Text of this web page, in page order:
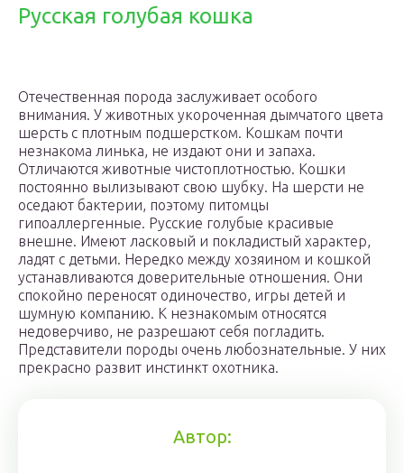
Русская голубая кошка
Отечественная порода заслуживает особого
внимания. У животных укороченная дымчатого цвета
шерсть с плотным подшерстком. Кошкам почти
незнакома линька, не издают они и запаха.
Отличаются животные чистоплотностью. Кошки
постоянно вылизывают свою шубку. На шерсти не
оседают бактерии, поэтому питомцы
гипоаллергенные. Русские голубые красивые
внешне. Имеют ласковый и покладистый характер,
ладят с детьми. Нередко между хозяином и кошкой
устанавливаются доверительные отношения. Они
спокойно переносят одиночество, игры детей и
шумную компанию. К незнакомым относятся
недоверчиво, не разрешают себя погладить.
Представители породы очень любознательные. У них
прекрасно развит инстинкт охотника.
Автор: